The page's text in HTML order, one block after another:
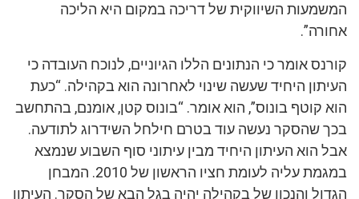
השיווקית של דריכה במקום היא הליכה
אומר כי הנתונים הללו הגיוניים, לנוכח העובדה כי
היחיד שעשה שינוי לאחרונה הוא בקהילה. “כעת
בונוס”, הוא אומר. “בונוס קטן, אומנם, בהתחשב
נעשה עוד בטרם חילחל השידרוג לתודעה.
העיתון היחיד מבין עיתוני סוף השבוע שנמצא
במגמת עליה לעומת חציו הראשון של 2010. המבחן
והנכון של בקהילה יהיה בגל הבא של הסקר. העיתון